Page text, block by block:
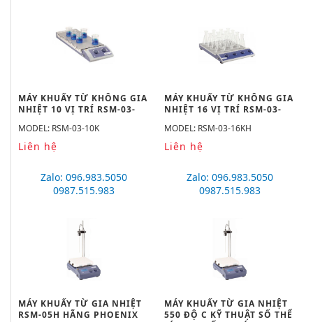
MÁY KHUẤY TỪ KHÔNG GIA
NHIỆT 10 VỊ TRÍ RSM-03-
MODEL: RSM-03-10K
Liên hệ
MÁY KHUẤY TỪ KHÔNG GIA
NHIỆT 16 VỊ TRÍ RSM-03-
MODEL: RSM-03-16KH
Liên hệ
Zalo: 096.983.5050
0987.515.983
MÁY KHUẤY TỪ GIA NHIỆT
RSM-05H HÃNG PHOENIX
Zalo: 096.983.5050
0987.515.983
MÁY KHUẤY TỪ GIA NHIỆT
550 ĐỘ C KỸ THUẬT SỐ THỂ